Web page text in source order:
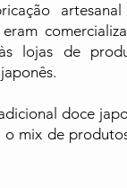
lojas de
doce
o mix de